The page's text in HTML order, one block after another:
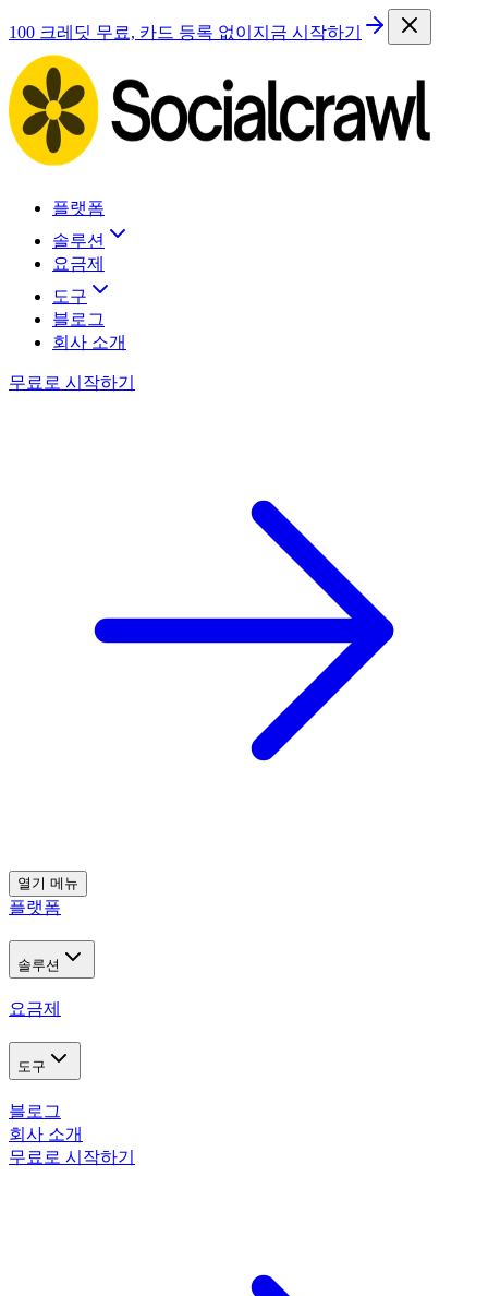
100 크레딧 무료, 카드 등록 없이 지금 시작하기
플랫폼
솔루션
요금제
도구
블로그
회사 소개
무료로 시작하기
열기 메뉴
플랫폼
솔루션
요금제
도구
블로그
회사 소개
무료로 시작하기